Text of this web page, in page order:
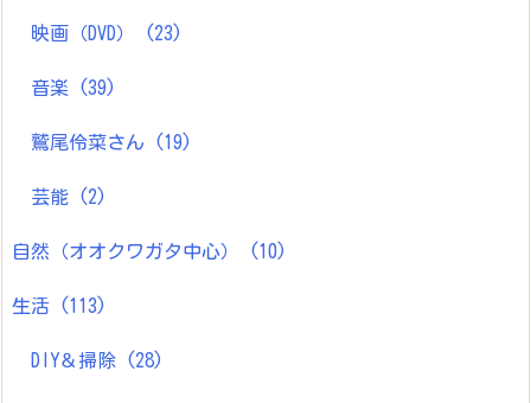
映画（DVD） (23)
音楽 (39)
鷲尾伶菜さん (19)
芸能 (2)
自然（オオクワガタ中心） (10)
生活 (113)
DIY＆掃除 (28)